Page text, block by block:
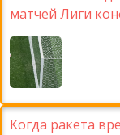
матчей Лиги
Когда ракета